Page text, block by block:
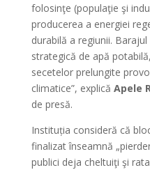
folosinţe (populaţie şi
producerea a energiei
durabilă a regiunii.
strategică de apă
secetelor prelungite
climatice”, explică Apele
de presă.
Instituția consideră că
finalizat înseamnă
publici deja cheltuiţi şi